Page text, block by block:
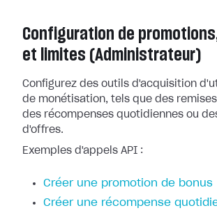
Configuration de
et limites (Administrateur)
Configurez des outils d'acquisition
de monétisation, tels que des
des récompenses quotidiennes ou
d'offres.
Exemples d'appels API :
Créer une promotion de bonus
Créer une récompense